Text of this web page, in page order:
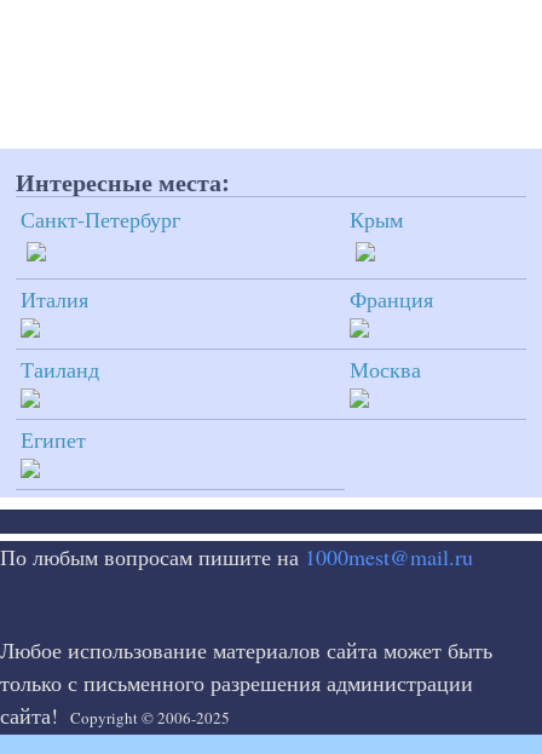
Интересные места:
Санкт-Петербург Крым
Италия Франция
Таиланд Москва
Египет
По любым вопросам пишите на 1000mest@mail.ru
Любое использование материалов сайта может быть
только с письменного разрешения администрации
сайта!
Copyright © 2006-2025